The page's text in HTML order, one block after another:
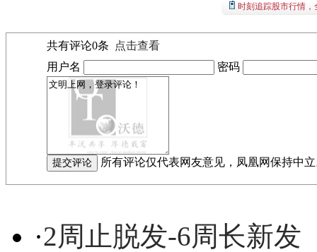
时刻追踪股市行情
共有评论0条
点击查看
用户名
密码
所有评论仅代表网友意见，凤凰网保持中
·2周止脱发-6周长新发